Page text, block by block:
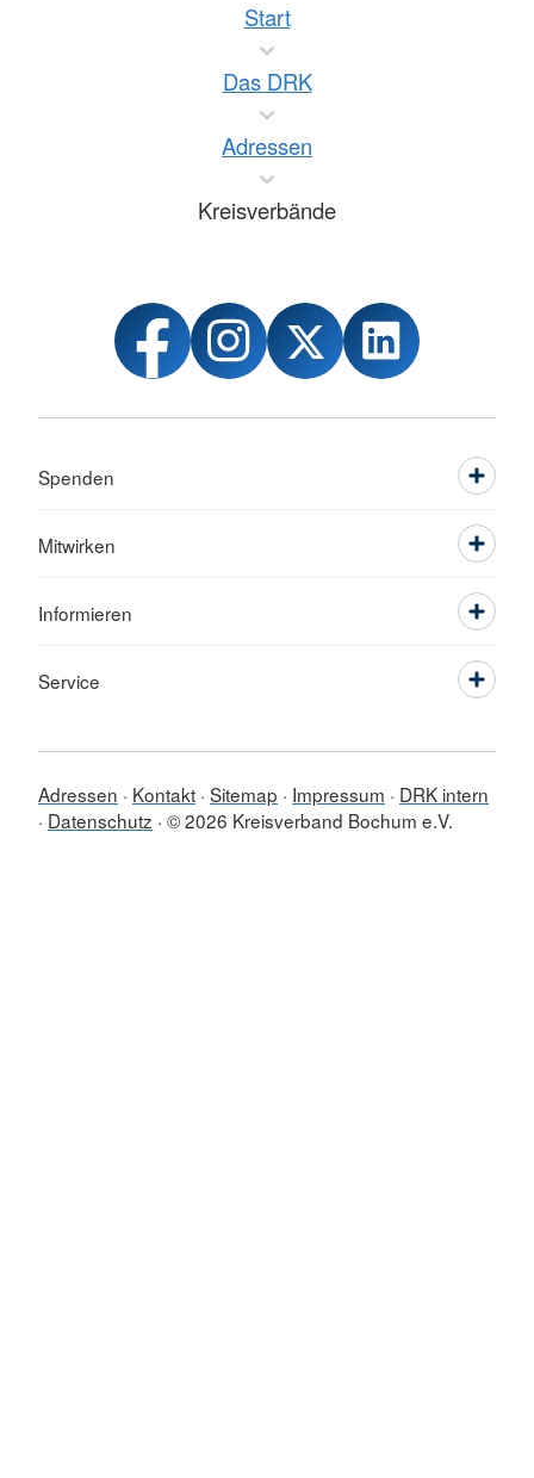
Start
Das DRK
Adressen
Kreisverbände
Spenden
Mitwirken
Informieren
Service
Adressen Kontakt Sitemap Impressum
DRK intern
Datenschutz © 2026 Kreisverband Bochum e.V.